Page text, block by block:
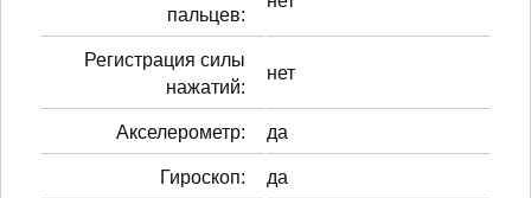
пальцев:
Регистрация силы
нажатий:
нет
Акселерометр: да
Гироскоп: да